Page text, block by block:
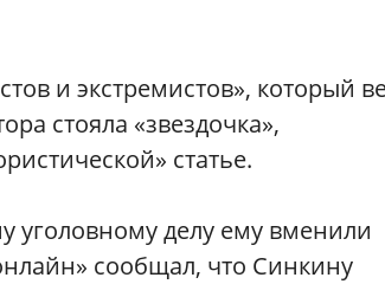
и экстремистов», который
стояла «звездочка»,
статье.
уголовному делу ему вменили
сообщал, что Синкину